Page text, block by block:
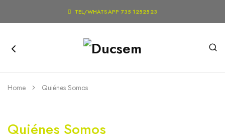
 TEL/WHATSAPP 735 1252523
Home Quiénes Somos
Quiénes Somos